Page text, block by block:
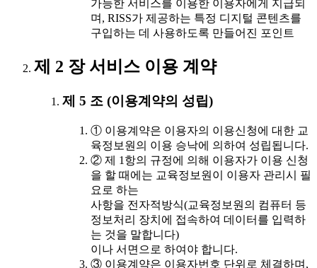
가능한 서비스를 이용한 이용자에게 지급되
며, RISS가 제공하는 특정 디지털 콘텐츠를
구입하는 데 사용하도록 만들어진 포인트
제 2 장 서비스 이용 계약
제 5 조 (이용계약의 성립)
① 이용계약은 이용자의 이용신청에 대한 교
육정보원의 이용 승낙에 의하여 성립됩니다.
② 제 1항의 규정에 의해 이용자가 이용 신청
을 할 때에는 교육정보원이 이용자 관리시 필
요로 하는
사항을 전자적방식(교육정보원의 컴퓨터 등
정보처리 장치에 접속하여 데이터를 입력하
는 것을 말합니다)
이나 서면으로 하여야 합니다.
③ 이용계약은 이용자번호 단위로 체결하며,